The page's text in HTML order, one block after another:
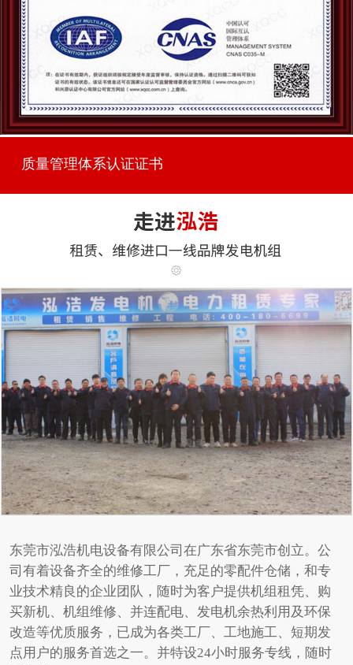
质量管理体系认证证书
...
东莞市泓浩机电设备有限公司在广东省东莞市创立。公
司有着设备齐全的维修工厂，充足的零配件仓储，和专
业技术精良的企业团队，随时为客户提供机组租凭、购
买新机、机组维修、并连配电、发电机余热利用及环保
改造等优质服务，已成为各类工厂、工地施工、短期发
点用户的服务首选之一。并特设24小时服务专线，随时